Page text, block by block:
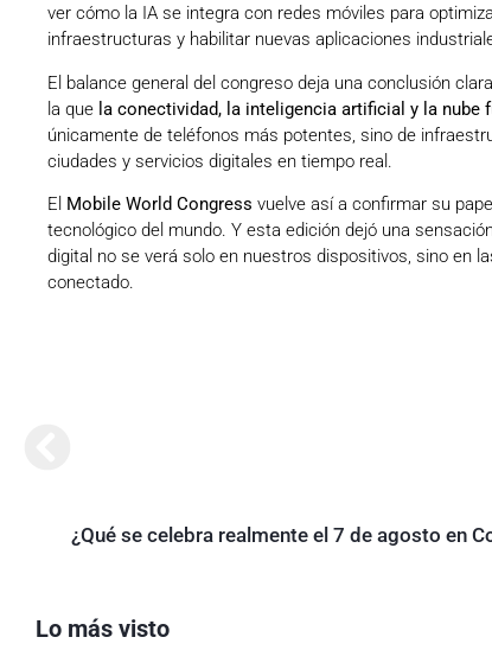
ver cómo la IA se integra con redes móviles para
infraestructuras y habilitar nuevas aplicaciones
El balance general del congreso deja una conclusión
la que la conectividad, la inteligencia artificial y la
únicamente de teléfonos más potentes, sino de
ciudades y servicios digitales en tiempo real.
El Mobile World Congress vuelve así a confirmar su
tecnológico del mundo. Y esta edición dejó una
digital no se verá solo en nuestros dispositivos, sino en
conectado.
¿Qué se celebra realmente el 7 de agosto en
Lo más visto